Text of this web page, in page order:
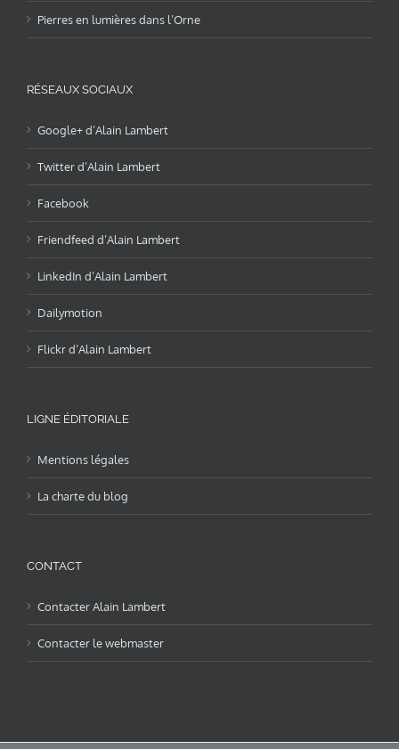
Pierres en lumières dans l’Orne
RÉSEAUX SOCIAUX
Google+ d’Alain Lambert
Twitter d’Alain Lambert
Facebook
Friendfeed d’Alain Lambert
LinkedIn d’Alain Lambert
Dailymotion
Flickr d’Alain Lambert
LIGNE ÉDITORIALE
Mentions légales
La charte du blog
CONTACT
Contacter Alain Lambert
Contacter le webmaster